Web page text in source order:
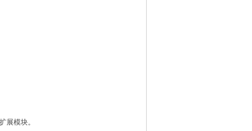
展模块。